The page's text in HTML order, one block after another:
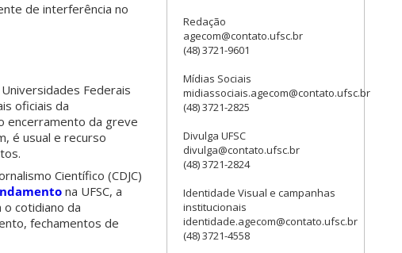
de interferência no
Federais
oficiais da
encerramento da greve
é usual e recurso
Científico (CDJC)
na UFSC, a
cotidiano da
fechamentos de
Redação
agecom@contato.ufsc.br
(48) 3721-9601
Mídias Sociais
midiassociais.agecom@contato.ufsc.br
(48) 3721-2825
Divulga UFSC
divulga@contato.ufsc.br
(48) 3721-2824
Identidade Visual e campanhas
institucionais
identidade.agecom@contato.ufsc.br
(48) 3721-4558